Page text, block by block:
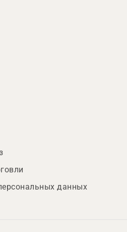
данных